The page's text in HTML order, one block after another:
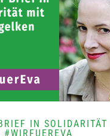
IN
#WIRFUEREVA